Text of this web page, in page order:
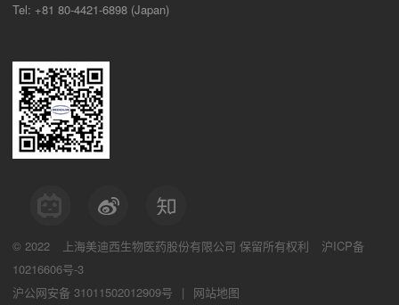
Tel: +81 80-4421-6898 (Japan)
© 2022 上海美迪西生物医药股份有限公司 保留所有权利
沪ICP备
10216606号-3
沪公网安备 31011502012909号
| 网站地图